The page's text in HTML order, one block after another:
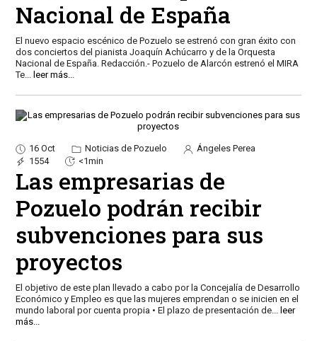
Nacional de España
El nuevo espacio escénico de Pozuelo se estrenó con gran éxito con
dos conciertos del pianista Joaquín Achúcarro y de la Orquesta
Nacional de España. Redacción.- Pozuelo de Alarcón estrenó el MIRA
Te... leer más...
16 Oct Noticias de Pozuelo
Ángeles Perea
1554
<1min
Las empresarias de
Pozuelo podrán recibir
subvenciones para sus
proyectos
El objetivo de este plan llevado a cabo por la Concejalía de Desarrollo
Económico y Empleo es que las mujeres emprendan o se inicien en el
mundo laboral por cuenta propia • El plazo de presentación de... leer
más...